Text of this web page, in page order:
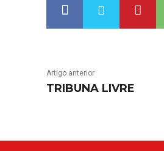
Artigo anterior
TRIBUNA LIVRE